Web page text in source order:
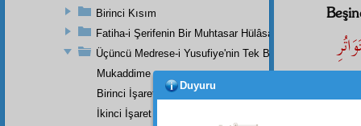
Birinci Kısım
Fatiha-i Şerifenin Bir Muhtasar Hülâsası
Üçüncü Medrese-i Yusufiye'nin Tek Bir Dersinin Üçüncü
Mukaddime
Birinci İşaret
İkinci İşaret
Duyuru